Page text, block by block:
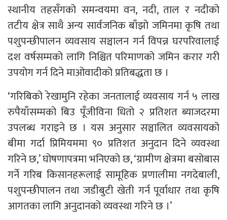
स्थानीय तहसँगको समन्वयमा वन, नदी, ताल र नदीको
तटीय क्षेत्र साथै अन्य सार्वजनिक बाँझो जमिनमा कृषि तथा
पशुपन्छीपालन व्यवसाय सञ्चालन गर्न विपन्न घरपरिवालाई
दश वर्षसम्मको लागि निश्चित परिमाणको जमिन करार गरी
उपयोग गर्न दिने माओवादीको प्रतिबद्धता छ ।
‘गरिबिको रेखामुनि रहेका जनतालाई व्यवसाय गर्न ५ लाख
रुपैयाँसम्मको बिउ पूँजीविना धितो २ प्रतिशत ब्याजदरमा
उपलब्ध गराइने छ । यस अनुसार सञ्चालित व्यवसायको
बीमा गर्दा प्रिमियममा ९० प्रतिशत अनुदान दिने व्यवस्था
गरिने छ,’ घोषणापत्रमा भनिएको छ, ‘ग्रामीण क्षेत्रमा बसोबास
गर्ने गरिब किसानहरूलाई सामूहिक प्रणालीमा नगदेबाली,
पशुपन्छीपालन तथा जडीबुटी खेती गर्न पूर्वाधार तथा कृषि
आगतका लागि अनुदानको व्यवस्था गरिने छ ।’